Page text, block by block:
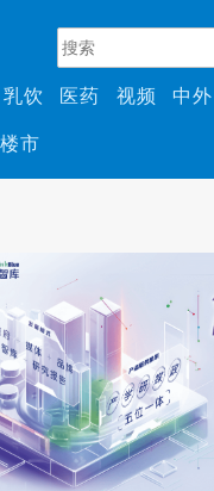
乳饮 医药 视频 中外
市